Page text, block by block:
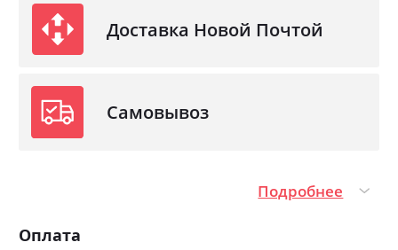
Материал
Доставка Новой Почтой
Самовывоз
Подробнее
Оплата